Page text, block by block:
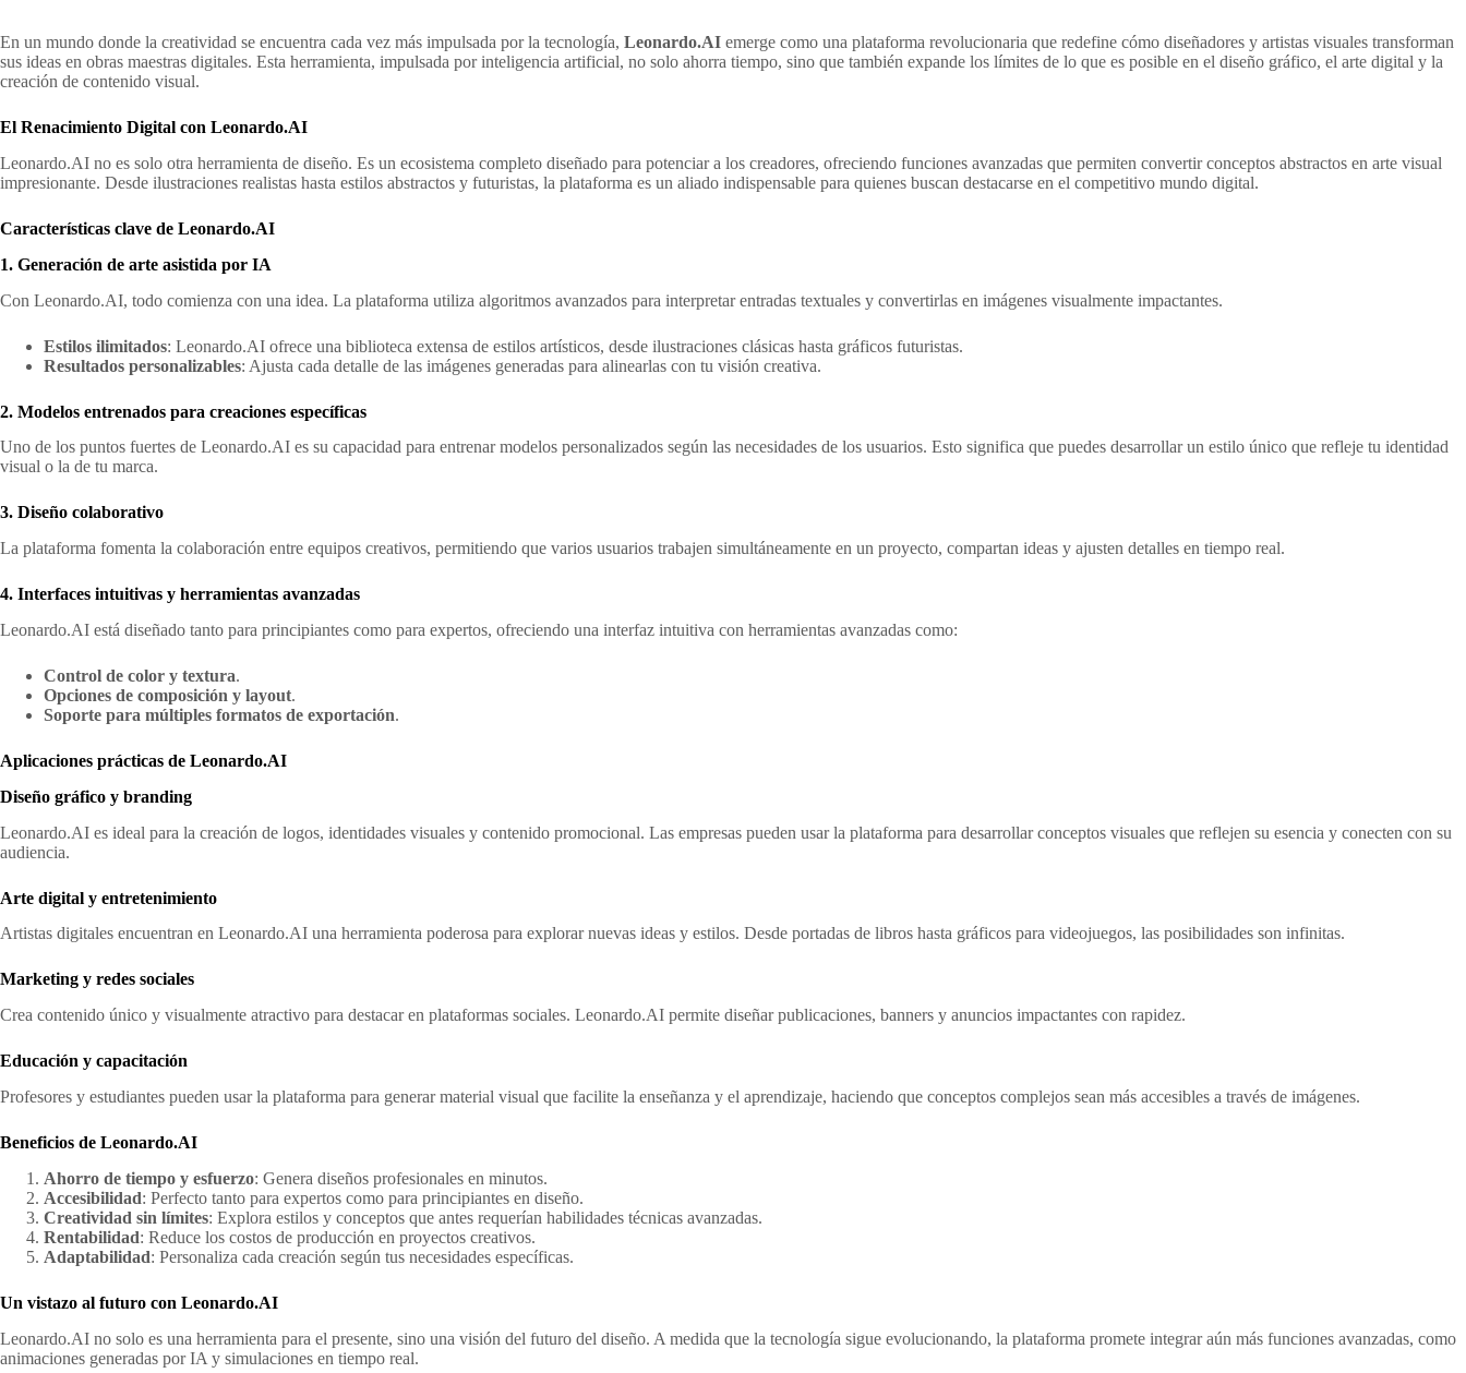
En un mundo donde la creatividad se encuentra cada vez más impulsada por la tecnología, Leonardo.AI emerge como una plataforma revolucionaria que redefine cómo diseñadores y artistas visuales transforman
sus ideas en obras maestras digitales. Esta herramienta, impulsada por inteligencia artificial, no solo ahorra tiempo, sino que también expande los límites de lo que es posible en el diseño gráfico, el arte digital y la
creación de contenido visual.
El Renacimiento Digital con Leonardo.AI
Leonardo.AI no es solo otra herramienta de diseño. Es un ecosistema completo diseñado para potenciar a los creadores, ofreciendo funciones avanzadas que permiten convertir conceptos abstractos en arte visual
impresionante. Desde ilustraciones realistas hasta estilos abstractos y futuristas, la plataforma es un aliado indispensable para quienes buscan destacarse en el competitivo mundo digital.
Características clave de Leonardo.AI
1. Generación de arte asistida por IA
Con Leonardo.AI, todo comienza con una idea. La plataforma utiliza algoritmos avanzados para interpretar entradas textuales y convertirlas en imágenes visualmente impactantes.
Estilos ilimitados: Leonardo.AI ofrece una biblioteca extensa de estilos artísticos, desde ilustraciones clásicas hasta gráficos futuristas.
Resultados personalizables: Ajusta cada detalle de las imágenes generadas para alinearlas con tu visión creativa.
2. Modelos entrenados para creaciones específicas
Uno de los puntos fuertes de Leonardo.AI es su capacidad para entrenar modelos personalizados según las necesidades de los usuarios. Esto significa que puedes desarrollar un estilo único que refleje tu identidad
visual o la de tu marca.
3. Diseño colaborativo
La plataforma fomenta la colaboración entre equipos creativos, permitiendo que varios usuarios trabajen simultáneamente en un proyecto, compartan ideas y ajusten detalles en tiempo real.
4. Interfaces intuitivas y herramientas avanzadas
Leonardo.AI está diseñado tanto para principiantes como para expertos, ofreciendo una interfaz intuitiva con herramientas avanzadas como:
Control de color y textura.
Opciones de composición y layout.
Soporte para múltiples formatos de exportación.
Aplicaciones prácticas de Leonardo.AI
Diseño gráfico y branding
Leonardo.AI es ideal para la creación de logos, identidades visuales y contenido promocional. Las empresas pueden usar la plataforma para desarrollar conceptos visuales que reflejen su esencia y conecten con su
audiencia.
Arte digital y entretenimiento
Artistas digitales encuentran en Leonardo.AI una herramienta poderosa para explorar nuevas ideas y estilos. Desde portadas de libros hasta gráficos para videojuegos, las posibilidades son infinitas.
Marketing y redes sociales
Crea contenido único y visualmente atractivo para destacar en plataformas sociales. Leonardo.AI permite diseñar publicaciones, banners y anuncios impactantes con rapidez.
Educación y capacitación
Profesores y estudiantes pueden usar la plataforma para generar material visual que facilite la enseñanza y el aprendizaje, haciendo que conceptos complejos sean más accesibles a través de imágenes.
Beneficios de Leonardo.AI
Ahorro de tiempo y esfuerzo: Genera diseños profesionales en minutos.
Accesibilidad: Perfecto tanto para expertos como para principiantes en diseño.
Creatividad sin límites: Explora estilos y conceptos que antes requerían habilidades técnicas avanzadas.
Rentabilidad: Reduce los costos de producción en proyectos creativos.
Adaptabilidad: Personaliza cada creación según tus necesidades específicas.
Un vistazo al futuro con Leonardo.AI
Leonardo.AI no solo es una herramienta para el presente, sino una visión del futuro del diseño. A medida que la tecnología sigue evolucionando, la plataforma promete integrar aún más funciones avanzadas, como
animaciones generadas por IA y simulaciones en tiempo real.